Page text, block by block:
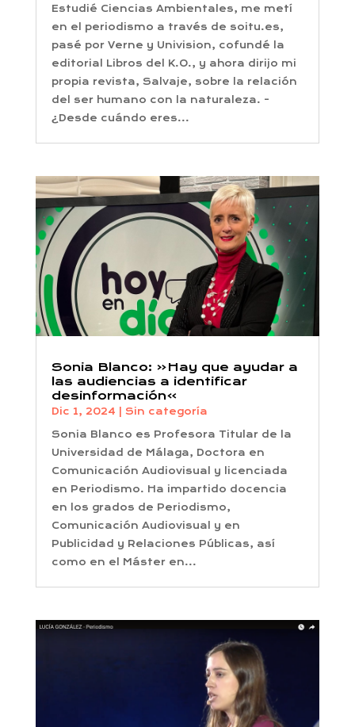
Estudié Ciencias Ambientales, me metí
en el periodismo a través de soitu.es,
pasé por Verne y Univision, cofundé la
editorial Libros del K.O., y ahora dirijo mi
propia revista, Salvaje, sobre la relación
del ser humano con la naturaleza. -
¿Desde cuándo eres...
Sonia Blanco: «Hay que ayudar a
las audiencias a identificar
desinformación»
Dic 1, 2024 Sin categoría
Sonia Blanco es Profesora Titular de la
Universidad de Málaga, Doctora en
Comunicación Audiovisual y licenciada
en Periodismo. Ha impartido docencia
en los grados de Periodismo,
Comunicación Audiovisual y en
Publicidad y Relaciones Públicas, así
como en el Máster en...